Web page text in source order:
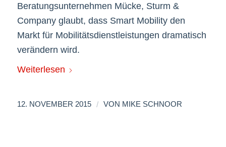
Beratungsunternehmen Mücke, Sturm &
Company glaubt, dass Smart Mobility den
Markt für Mobilitätsdienstleistungen dramatisch
verändern wird.
Weiterlesen
12. NOVEMBER 2015 / VON MIKE SCHNOOR